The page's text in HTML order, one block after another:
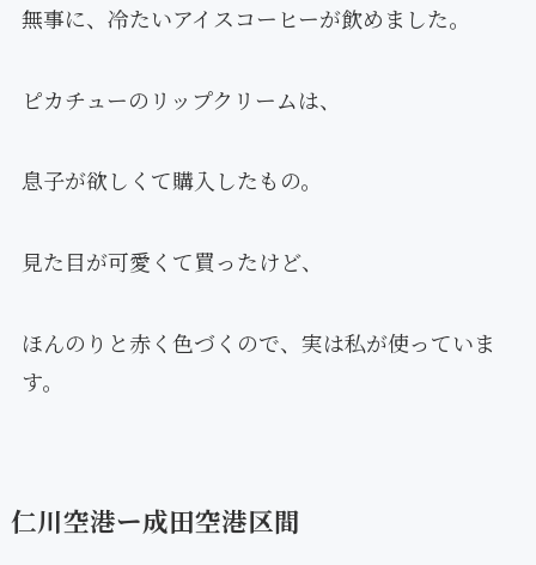
無事に、冷たいアイスコーヒーが飲めました。
ピカチューのリップクリームは、
息子が欲しくて購入したもの。
見た目が可愛くて買ったけど、
ほんのりと赤く色づくので、実は私が使っていま
す。
仁川空港ー成田空港区間